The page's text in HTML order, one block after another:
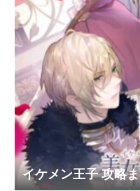
イケメン王子 攻略